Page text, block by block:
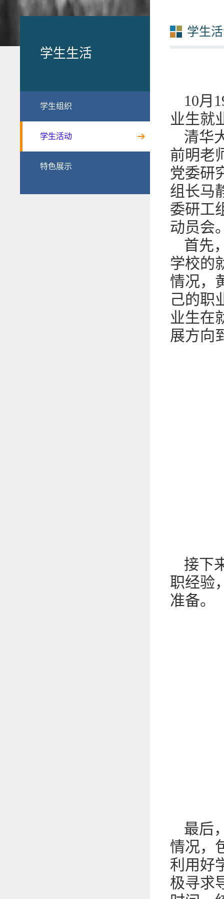
学生生活
学生组织
学生活动
特色展示
学生
10月
业生就
清华
前明老
党委研
组长马
委研工
动员会
首先
学校的
情况，
己的职
业生在
展方向
接下
职经验
准备。
最后
情况，
利用好
极寻求